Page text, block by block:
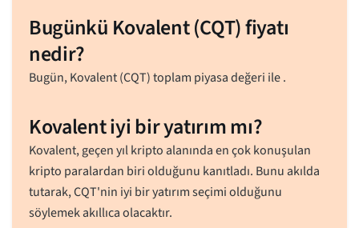
Bugünkü Kovalent (CQT) fiyatı
nedir?
Bugün, Kovalent (CQT)toplam piyasa değeri ile.
Kovalent iyi bir yatırım mı?
Kovalent, geçen yıl kripto alanında en çok konuşulan
kripto paralardan biri olduğunu kanıtladı. Bunu akılda
tutarak, CQT'nin iyi bir yatırım seçimi olduğunu
söylemek akıllıca olacaktır.